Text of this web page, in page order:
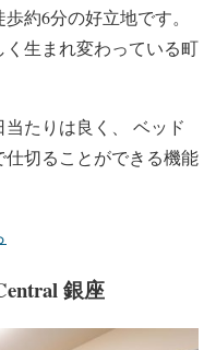
約6分の好立地です。
生まれ変わっている町
たりは良く、 ベッド
切ることができる機能
銀座